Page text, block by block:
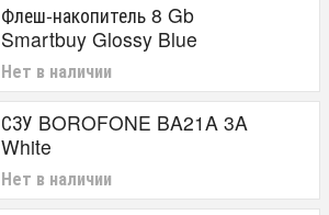
Флеш-накопитель 8 Gb
Smartbuy Glossy Blue
Нет в наличии
СЗУ BOROFONE BA21A 3A
White
Нет в наличии